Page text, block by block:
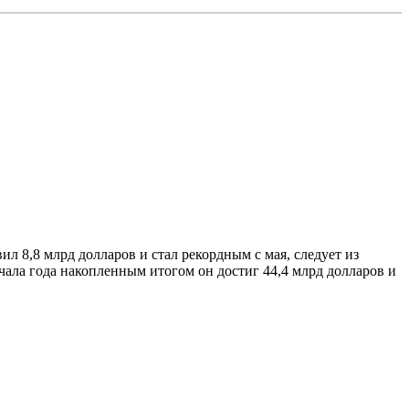
8,8 млрд долларов и стал рекордным с мая, следует из
года накопленным итогом он достиг 44,4 млрд долларов и